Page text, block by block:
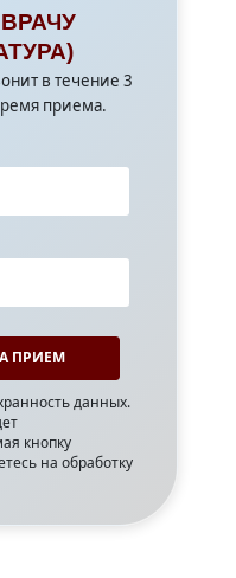
в течение 3
приема.
данных.
кнопку
на обработку